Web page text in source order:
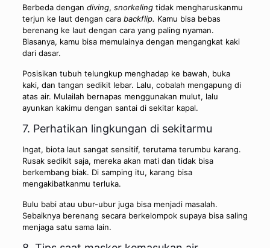
Berbeda dengan diving, snorkelingtidak mengharuskanmu
terjun ke laut dengan cara backflip. Kamu bisa bebas
berenang ke laut dengan cara yang paling nyaman.
Biasanya, kamu bisa memulainya dengan mengangkat kaki
dari dasar.
Posisikan tubuh telungkup menghadap ke bawah, buka
kaki, dan tangan sedikit lebar. Lalu, cobalah mengapung di
atas air. Mulailah bernapas menggunakan mulut, lalu
ayunkan kakimu dengan santai di sekitar kapal.
7. Perhatikan lingkungan di sekitarmu
Ingat, biota laut sangat sensitif, terutama terumbu karang.
Rusak sedikit saja, mereka akan mati dan tidak bisa
berkembang biak. Di samping itu, karang bisa
mengakibatkanmu terluka.
Bulu babi atau ubur-ubur juga bisa menjadi masalah.
Sebaiknya berenang secara berkelompok supaya bisa saling
menjaga satu sama lain.